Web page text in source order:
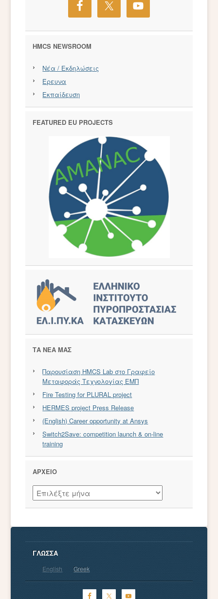
HMCS NEWSROOM
Νέα / Εκδηλώσεις
Έρευνα
Εκπαίδευση
FEATURED EU PROJECTS
ΤΑ ΝΕΑ ΜΑΣ
Παρουσίαση HMCS Lab στο Γραφείο
Μεταφοράς Τεχνολογίας ΕΜΠ
Fire Testing for PLURAL project
HERMES project Press Release
(English) Career opportunity at Ansys
Switch2Save: competition launch & on-line
training
ΑΡΧΕΊΟ
Αρχείο
ΓΛΏΣΣΑ
English Greek